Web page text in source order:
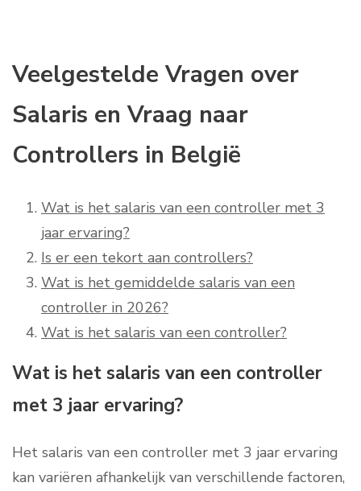
Veelgestelde Vragen over
Salaris en Vraag naar
Controllers in België
Wat is het salaris van een controller met 3
jaar ervaring?
Is er een tekort aan controllers?
Wat is het gemiddelde salaris van een
controller in 2026?
Wat is het salaris van een controller?
Wat is het salaris van een controller
met 3 jaar ervaring?
Het salaris van een controller met 3 jaar ervaring
kan variëren afhankelijk van verschillende factoren,